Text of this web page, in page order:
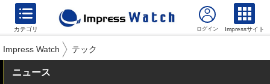
カテゴリ Impressサイト
Impress Watch テック
ニュース